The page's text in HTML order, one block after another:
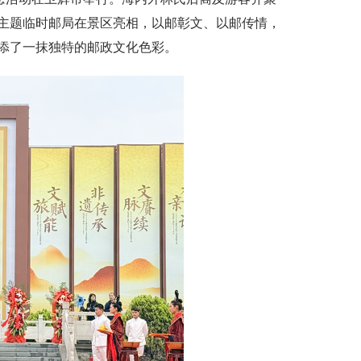
临时邮局在景区亮相，以邮彰文、以邮传情，
一抹独特的邮政文化色彩。